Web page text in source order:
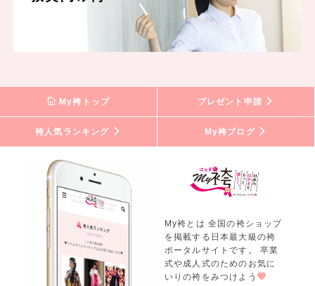
My袴トップ プレゼント申請
袴人気ランキング My袴ブログ
My袴とは 全国の袴ショップ
を掲載する日本最大級の袴
ポータルサイトです。 卒業
式や成人式のためのお気に
いりの袴をみつけよう